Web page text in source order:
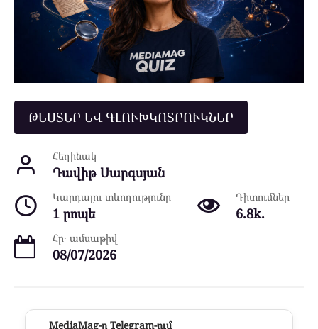
ԹԵՍՏԵՐ ԵՎ ԳԼՈՒԽԿՈՏՐՈՒԿՆԵՐ
Հեղինակ
Դավիթ Սարգսյան
Կարդալու տևողությունը
1 րոպե
Դիտումներ
6.8k.
Հր․ ամսաթիվ
08/07/2026
MediaMag-ը Telegram-ում